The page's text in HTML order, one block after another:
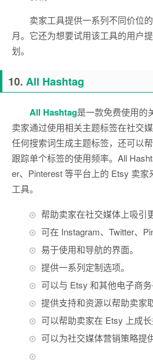
卖家工具提供一系列不同价位
月。它还为想要试用该工具的用户
划。
10. All Hashtag
All Hashtag是一款免费使用的
卖家通过使用相关主题标签在社交
任何搜索词生成主题标签，还可以
跟踪单个标签的使用频率。All
er、Pinterest 等平台上的 Etsy 卖
工具。
帮助卖家在社交媒体上吸引
可在 Instagram、Twitter、
易于使用和导航的界面。
提供一系列定制选项。
可以与 Etsy 和其他电子商务
提供支持和资源以帮助卖家
可以帮助卖家在 Etsy 上成长
可以为社交媒体营销策略提